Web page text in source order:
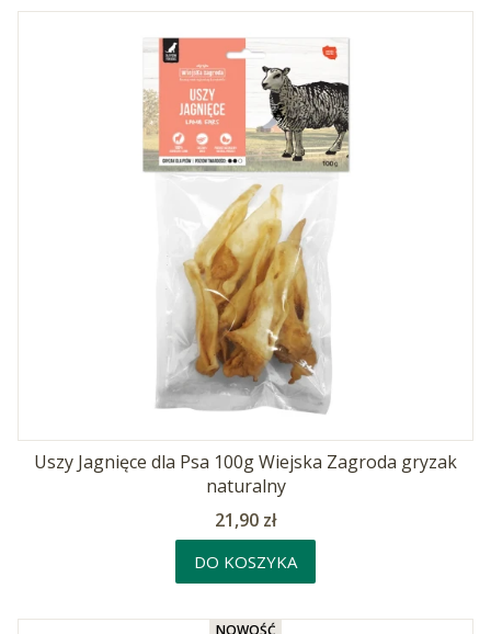
Uszy Jagnięce dla Psa 100g Wiejska Zagroda gryzak
naturalny
Cena
21,90 zł
DO KOSZYKA
NOWOŚĆ